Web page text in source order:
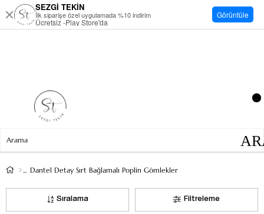
Dantel Detay Sırt Bağlamalı Poplin Gömlekler
Filtreleme
Sıralama
SEZGİ TEKİN
İlk siparişe özel uygulamada %10 indirim
Ücretsiz -Play Store'da
Görüntüle